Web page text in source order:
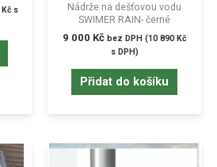
Kčs
Nádrže na dešťovou vodu
SWIMER RAIN- černé
9 000 Kč bez DPH (10 890 Kč
s DPH)
Přidat do košíku